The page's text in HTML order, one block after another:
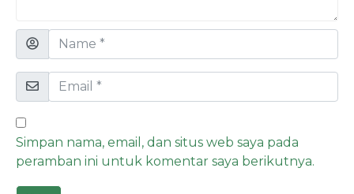
Simpan nama, email, dan situs web saya pada
peramban ini untuk komentar saya berikutnya.